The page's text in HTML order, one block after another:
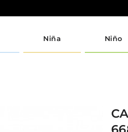
Niña Niño